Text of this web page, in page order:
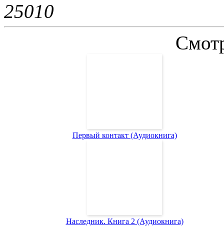
25010
Первый контакт (Аудиокнига)
Наследник. Книга 2 (Аудиокнига)